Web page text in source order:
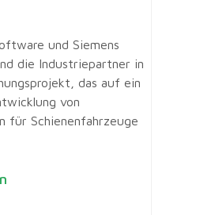
und Siemens
die Industriepartner in
das auf ein
von
für Schienenfahrzeuge